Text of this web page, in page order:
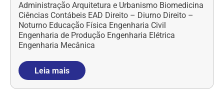
Administração Arquitetura e Urbanismo Biomedicina
Ciências Contábeis EAD Direito – Diurno Direito –
Noturno Educação Física Engenharia Civil
Engenharia de Produção Engenharia Elétrica
Engenharia Mecânica
Leia mais